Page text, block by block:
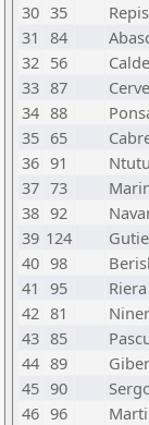
30 35
31 84
32 56
33 87
34 88
35 65
36 91
37 73
38 92
39 124
40 98
41 95
42 81
43 85
44 89
45 90
46 96